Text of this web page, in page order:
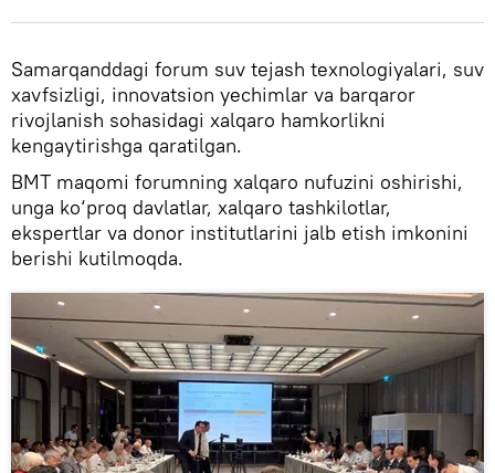
Samarqanddagi forum suv tejash texnologiyalari, suv
xavfsizligi, innovatsion yechimlar va barqaror
rivojlanish sohasidagi xalqaro hamkorlikni
kengaytirishga qaratilgan.
BMT maqomi forumning xalqaro nufuzini oshirishi,
unga ko‘proq davlatlar, xalqaro tashkilotlar,
ekspertlar va donor institutlarini jalb etish imkonini
berishi kutilmoqda.